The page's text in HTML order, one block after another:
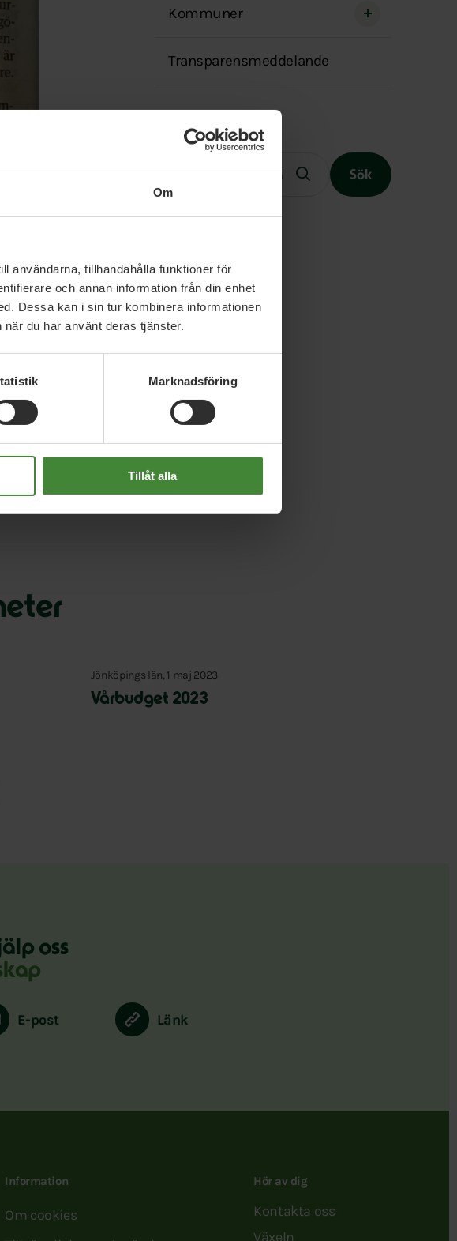
Om
användarna, tillhandahålla funktioner för
och annan information från din enhet
Dessa kan i sin tur kombinera informationen
du har använt deras tjänster.
Marknadsföring
Tillåt alla
Kommuner
Transparensmeddelande
Fritext
Sök
Jönköpings län, 1 maj 2023
Vårbudget 2023
oss
E-post Länk
Information
Om cookies
Hör av dig
Kontakta oss
Växeln